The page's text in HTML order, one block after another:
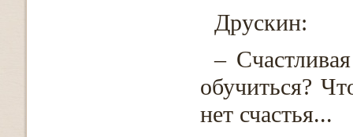
Друскин:
–
обучиться?
нет счастья...